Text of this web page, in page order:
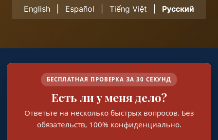
English Español Tiếng Việt Русский
БЕСПЛАТНАЯ ПРОВЕРКА ЗА 30 СЕКУНД
Есть ли у меня дело?
Ответьте на несколько быстрых вопросов. Без
обязательств, 100% конфиденциально.